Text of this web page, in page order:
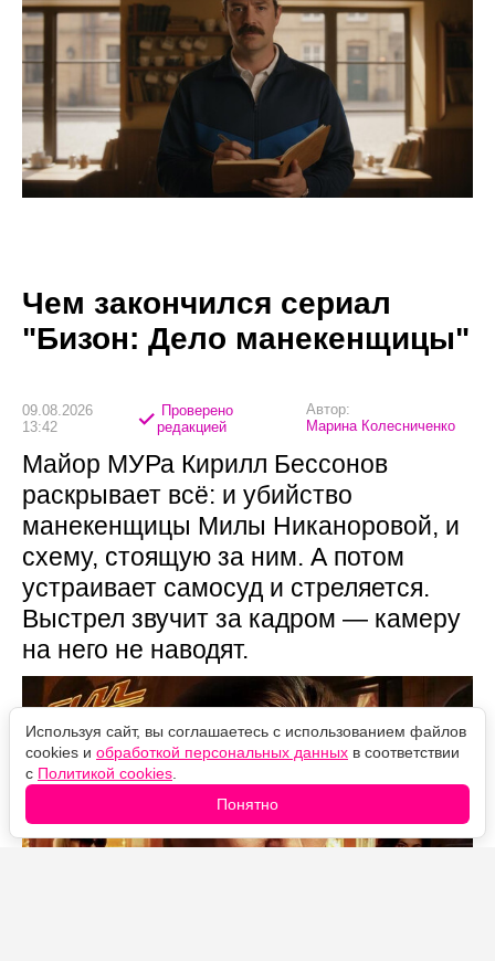
Чем закончился сериал
"Бизон: Дело манекенщицы"
09.08.2026
13:42
Проверено
редакцией
Автор:
Марина Колесниченко
Майор МУРа Кирилл Бессонов
раскрывает всё: и убийство
манекенщицы Милы Никаноровой, и
схему, стоящую за ним. А потом
устраивает самосуд и стреляется.
Выстрел звучит за кадром — камеру
на него не наводят.
Используя сайт, вы соглашаетесь с использованием файлов
cookies и обработкой персональных данных в соответствии
с Политикой cookies
Понятно